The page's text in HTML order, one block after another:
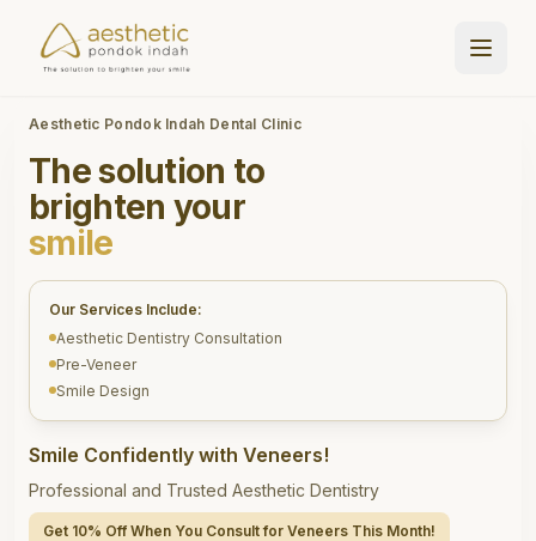
Aesthetic Pondok Indah Dental Clinic
The solution to
brighten your
smile
Our Services Include:
Aesthetic Dentistry Consultation
Pre-Veneer
Smile Design
Smile Confidently with Veneers!
Professional and Trusted Aesthetic Dentistry
Get 10% Off When You Consult for Veneers This Month!